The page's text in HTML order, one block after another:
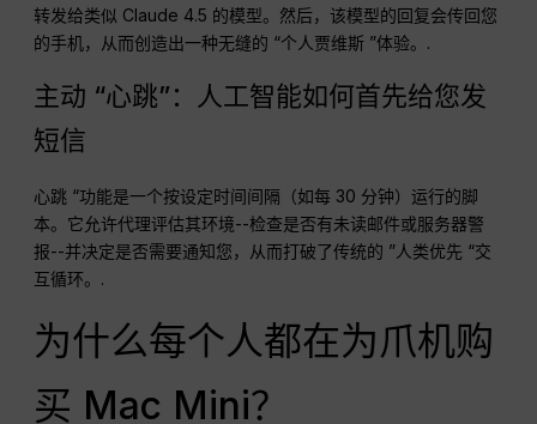
转发给类似 Claude 4.5 的模型。然后，该模型的回复会传回您
的手机，从而创造出一种无缝的 “个人贾维斯 ”体验。.
主动 “心跳”：人工智能如何首先给您发
短信
心跳 “功能是一个按设定时间间隔（如每 30 分钟）运行的脚
本。它允许代理评估其环境--检查是否有未读邮件或服务器警
报--并决定是否需要通知您，从而打破了传统的 ”人类优先 “交
互循环。.
为什么每个人都在为爪机购
买 Mac Mini？